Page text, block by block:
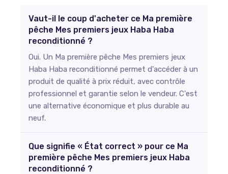
Vaut-il le coup d'acheter ce Ma première
pêche Mes premiers jeux Haba Haba
reconditionné ?
Oui. Un Ma première pêche Mes premiers jeux
Haba Haba reconditionné permet d'accéder à un
produit de qualité à prix réduit, avec contrôle
professionnel et garantie selon le vendeur. C'est
une alternative économique et plus durable au
neuf.
Que signifie « État correct » pour ce Ma
première pêche Mes premiers jeux Haba
reconditionné ?